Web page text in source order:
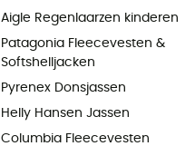
Aigle Regenlaarzen kinderen
Patagonia Fleecevesten &
Softshelljacken
Pyrenex Donsjassen
Helly Hansen Jassen
Columbia Fleecevesten